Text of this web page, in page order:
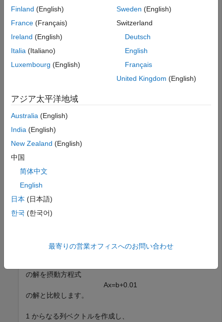
悪条件の行列の感度を調べます。
対称で正定値であるが悪条件である行列として有名なもの
に、ヒルベルト行列があります。ヒルベルト行列の要素は
(i+j-1)
で表されます。
10 行 10 列のヒルベルト行列を作成します。
A = hilb(10);
行列の条件数の逆数を求めます。
C =
の条件は同様の線形連立方程式の解に影響します。これを
の解を摂動方程式
Ax=b+0.01
の解と比較します。
1 からなる列ベクトルを作成し、
Finland (English)
France (Français)
Ireland (English)
Italia (Italiano)
Luxembourg (English)
Sweden (English)
Switzerland
Deutsch
English
Français
United Kingdom (English)
アジア太平洋地域
Australia (English)
India (English)
New Zealand (English)
中国
简体中文
English
日本 (日本語)
한국 (한국어)
最寄りの営業オフィスへのお問い合わせ